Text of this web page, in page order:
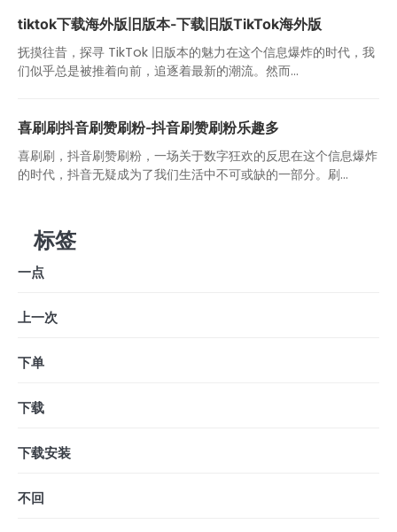
tiktok下载海外版旧版本-下载旧版TikTok海外版
抚摸往昔，探寻 TikTok 旧版本的魅力在这个信息爆炸的时代，我
们似乎总是被推着向前，追逐着最新的潮流。然而...
喜刷刷抖音刷赞刷粉-抖音刷赞刷粉乐趣多
喜刷刷，抖音刷赞刷粉，一场关于数字狂欢的反思在这个信息爆炸
的时代，抖音无疑成为了我们生活中不可或缺的一部分。刷...
标签
一点
上一次
下单
下载
下载安装
不回